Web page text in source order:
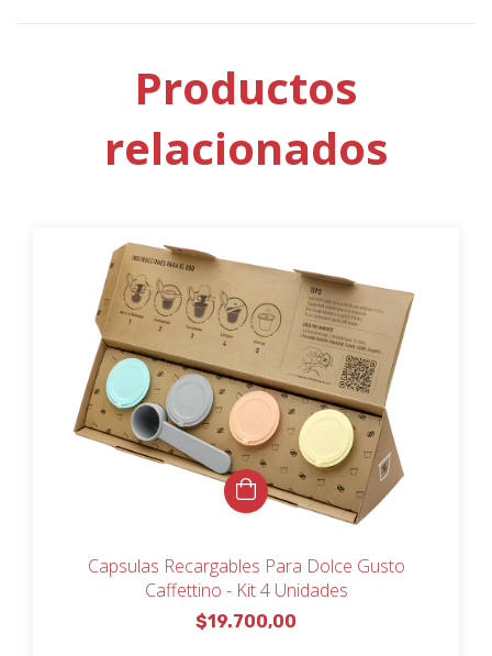
Productos
relacionados
Capsulas Recargables Para Dolce Gusto
Caffettino - Kit 4 Unidades
$19.700,00